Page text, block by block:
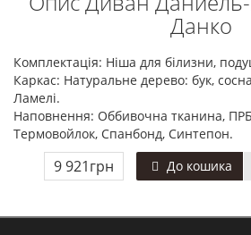
Данко
Комплектація: Ніша для білизни,
Каркас: Натуральне дерево: бук,
Ламелі.
Наповнення: Оббивочна тканина,
Термовойлок, Спанбонд, Синтепон.
9 921грн До кошика